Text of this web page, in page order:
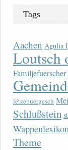
Tags
Aachen Agulia
Loutsch
Familjefuerscher
lëtzebuergesch
Schlußstein
Theme